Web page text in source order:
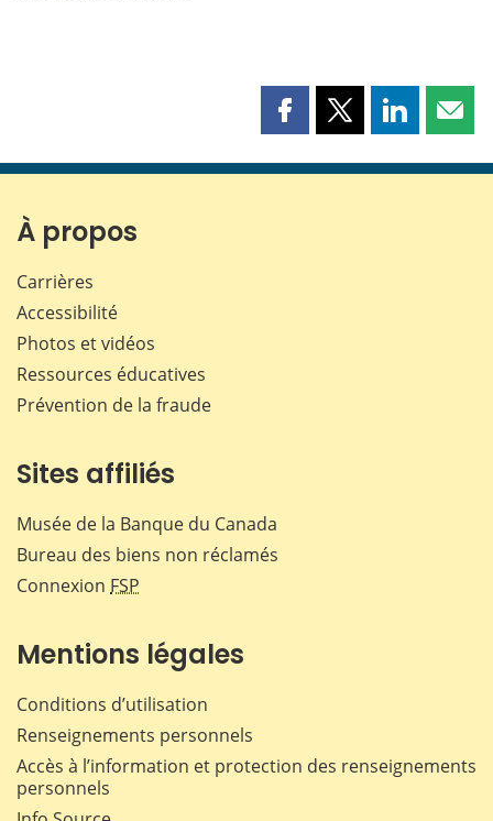
Partager
page
Partager
page
Partager
page page
À propos
Carrières
Accessibilité
Photos et vidéos
Ressources éducatives
Prévention de la fraude
Sites affiliés
Musée de la Banque du Canada
Bureau des biens non réclamés
Connexion FSP
Mentions légales
Conditions d’utilisation
Renseignements personnels
Accès à l’information et protection des renseignements
personnels